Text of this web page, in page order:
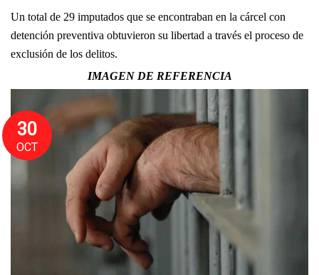
Un total de 29 imputados que se encontraban en la cárcel con
detención preventiva obtuvieron su libertad a través el proceso de
exclusión de los delitos.
IMAGEN DE REFERENCIA
30
OCT